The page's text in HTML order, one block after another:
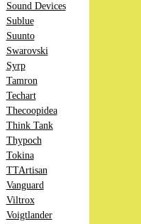
Sound Devices
Sublue
Suunto
Swarovski
Syrp
Tamron
Techart
Thecoopidea
Think Tank
Thypoch
Tokina
TTArtisan
Vanguard
Viltrox
Voigtlander